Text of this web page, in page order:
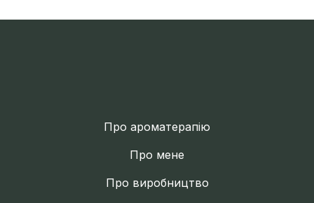
Про ароматерапію
Про мене
Про виробництво